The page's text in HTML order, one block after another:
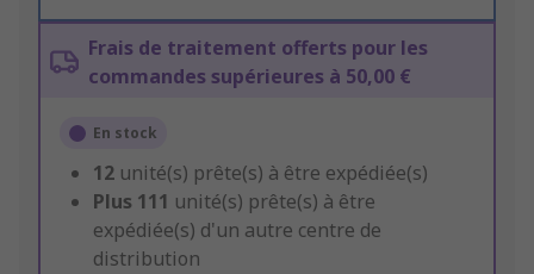
Frais de traitement offerts pour les
commandes supérieures à 50,00 €
En stock
12 unité(s) prête(s) à être expédiée(s)
Plus 111 unité(s) prête(s) à être
expédiée(s) d'un autre centre de
distribution